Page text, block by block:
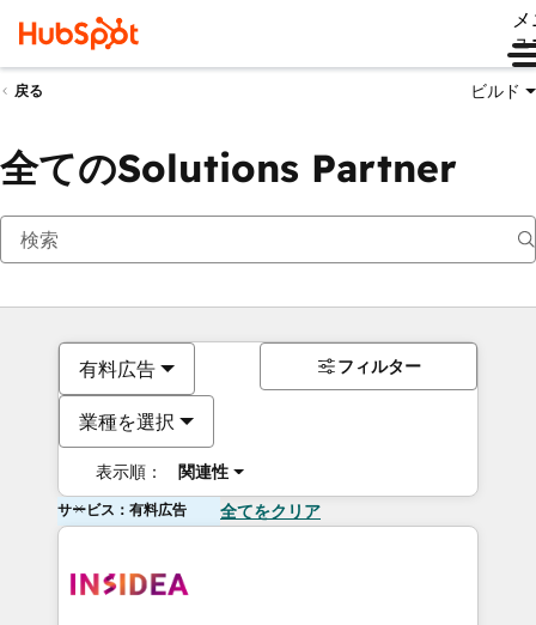
ュ
戻る ビルド
全てのSolutions Partner
有料広告
業種を選択
表示順： 関連性
フィルター
サービス：有料広告 全てをクリア